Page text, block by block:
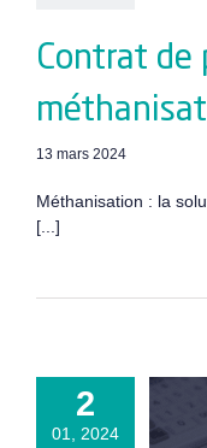
Contrat de
13 mars 2024
Méthanisation : la
[...]
2
01, 2024
d’une